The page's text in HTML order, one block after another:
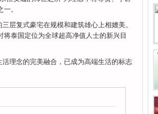
。
层复式豪宅在规模和建筑雄心上相媲美。
泰国定位为全球超高净值人士的新兴目
理念的完美融合，已成为高端生活的标志